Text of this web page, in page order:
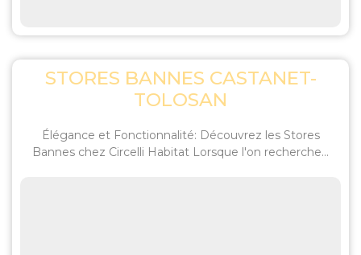
STORES BANNES CASTANET-
TOLOSAN
Élégance et Fonctionnalité: Découvrez les Stores
Bannes chez Circelli Habitat Lorsque l'on recherche...